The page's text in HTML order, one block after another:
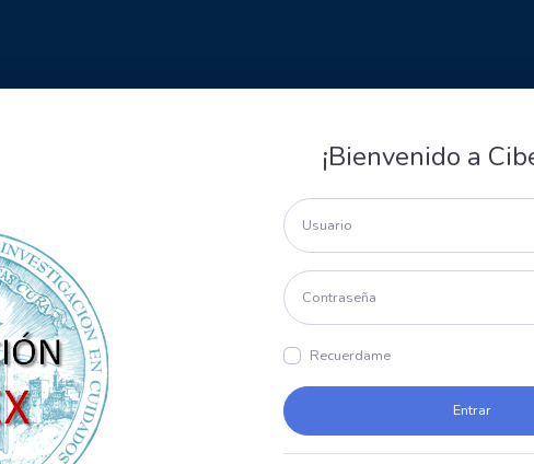
¡Bienvenido a
Recuerdame